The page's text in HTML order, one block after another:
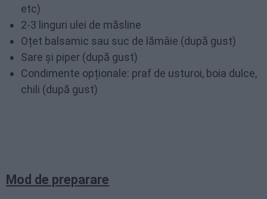
etc)
2-3 linguri ulei de măsline
Oțet balsamic sau suc de lămâie (după gust)
Sare și piper (după gust)
Condimente opționale: praf de usturoi, boia dulce,
chili (după gust)
Mod de preparare